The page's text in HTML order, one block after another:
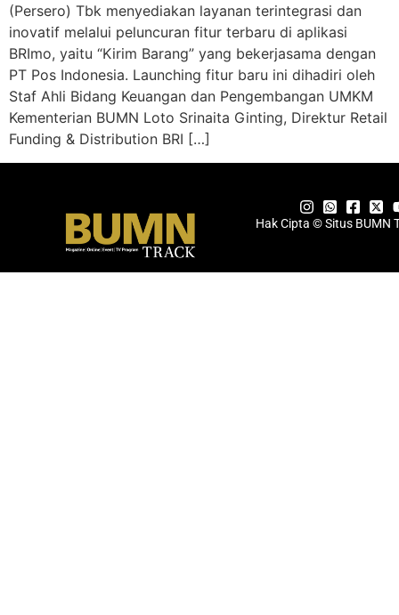
(Persero) Tbk menyediakan layanan terintegrasi dan
inovatif melalui peluncuran fitur terbaru di aplikasi
BRImo, yaitu “Kirim Barang” yang bekerjasama dengan
PT Pos Indonesia. Launching fitur baru ini dihadiri oleh
Staf Ahli Bidang Keuangan dan Pengembangan UMKM
Kementerian BUMN Loto Srinaita Ginting, Direktur Retail
Funding & Distribution BRI […]
Hak Cipta © Situs BUMN